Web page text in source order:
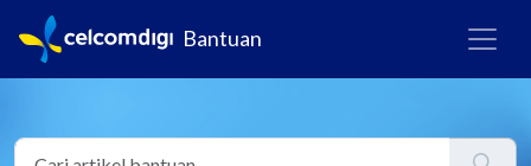
Bantuan